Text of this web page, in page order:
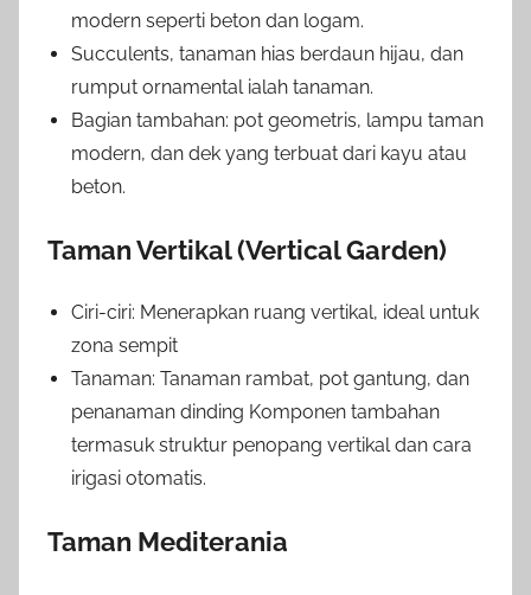
modern seperti beton dan logam.
Succulents, tanaman hias berdaun hijau, dan
rumput ornamental ialah tanaman.
Bagian tambahan: pot geometris, lampu taman
modern, dan dek yang terbuat dari kayu atau
beton.
Taman Vertikal (Vertical Garden)
Ciri-ciri: Menerapkan ruang vertikal, ideal untuk
zona sempit
Tanaman: Tanaman rambat, pot gantung, dan
penanaman dinding Komponen tambahan
termasuk struktur penopang vertikal dan cara
irigasi otomatis.
Taman Mediterania